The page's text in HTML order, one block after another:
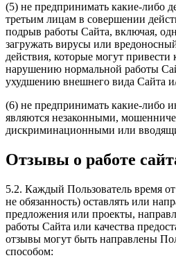
(5) не предпринимать какие-либо
третьим лицам в совершении
подрыв работы Сайта, включая,
загружать вирусы или
действия, которые могут
нарушению нормальной работы
ухудшению внешнего вида Сайта
(6) не предпринимать какие-либо
являются незаконными,
дискриминационными или
Отзывы о работе
5.2. Каждый Пользователь время
не обязанность) оставлять или
предложения или проекты,
работы Сайта или качества
отзывы могут быть направлены
способом: